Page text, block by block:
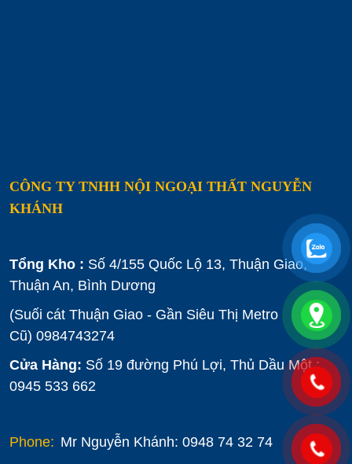
CÔNG TY TNHH NỘI NGOẠI THẤT NGUYỄN
KHÁNH
Tổng Kho : Số 4/155 Quốc Lộ 13, Thuận Giao,
Thuận An, Bình Dương
(Suối cát Thuận Giao - Gần Siêu Thị Metro
Cũ) 0984743274
Cửa Hàng: Số 19 đường Phú Lợi, Thủ Dầu Một :
0945 533 662
Phone: Mr Nguyễn Khánh: 0948 74 32 74